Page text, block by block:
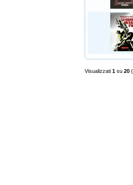
Visualizzati 1 su 20